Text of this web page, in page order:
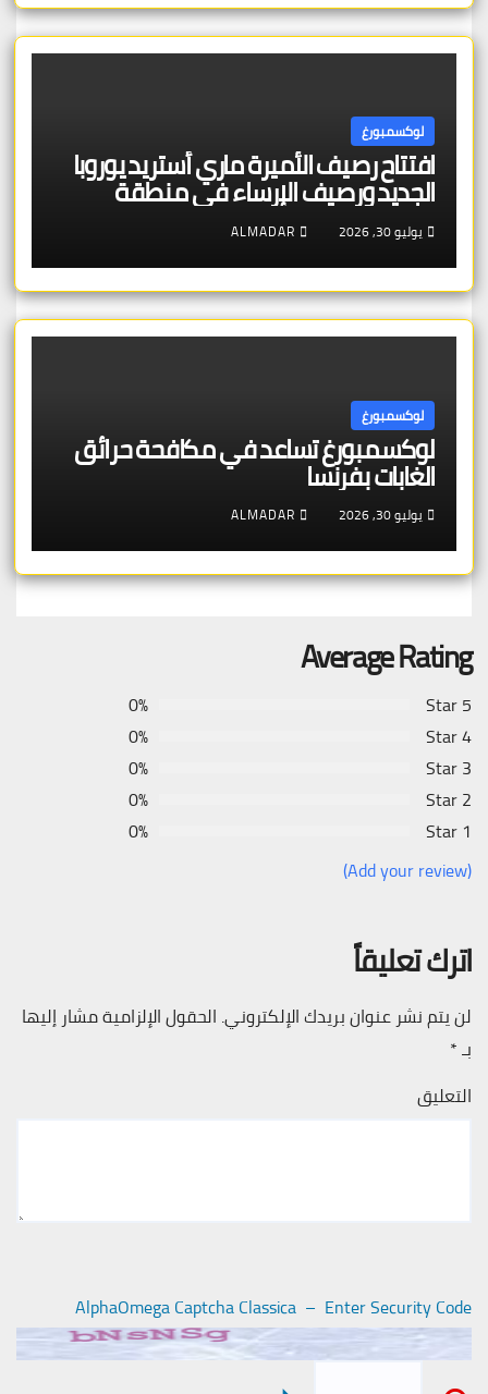
لوكسمبورغ
افتتاح رصيف الأميرة ماري أستريد يوروبا
الجديد ورصيف الإرساء في منطقة
شنغن – بنية تحتية عالية الجودة تخدم
الجمهور والتراث الأوروبي
يوليو 30, 2026 ALMADAR
لوكسمبورغ
لوكسمبورغ تساعد في مكافحة حرائق
الغابات بفرنسا
يوليو 30, 2026 ALMADAR
Average Rating
5 Star
0%
4 Star
0%
3 Star
0%
2 Star
0%
1 Star
0%
(Add your review)
اترك تعليقاً
لن يتم نشر عنوان بريدك الإلكتروني. الحقول الإلزامية مشار إليها
بـ*
التعليق
AlphaOmega Captcha Classica – Enter Security Code